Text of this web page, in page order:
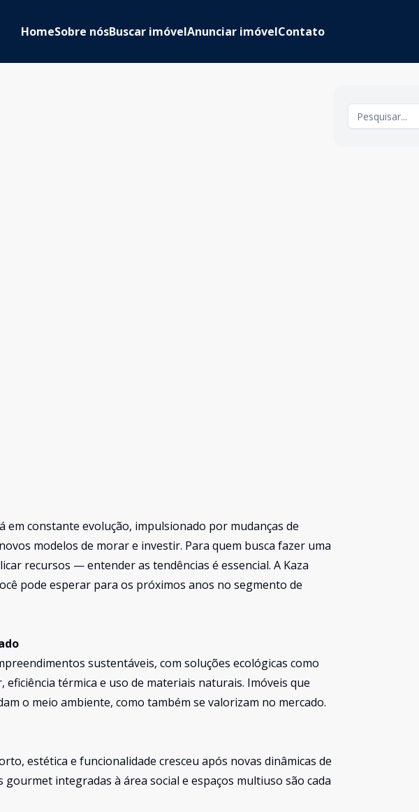
HomeSobre nósBuscar imóvelAnunciar imóvelContato
constante evolução, impulsionado por mudanças de
modelos de morar e investir. Para quem busca fazer uma
recursos — entender as tendências é essencial. A Kaza
pode esperar para os próximos anos no segmento de
sustentáveis, com soluções ecológicas como
térmica e uso de materiais naturais. Imóveis que
o meio ambiente, como também se valorizam no mercado.
estética e funcionalidade cresceu após novas dinâmicas de
integradas à área social e espaços multiuso são cada